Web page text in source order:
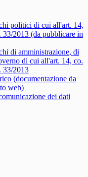
politici di cui all'art. 14,
33/2013 (da pubblicare in
di amministrazione, di
di cui all'art. 14, co.
33/2013
(documentazione da
web)
dei dati